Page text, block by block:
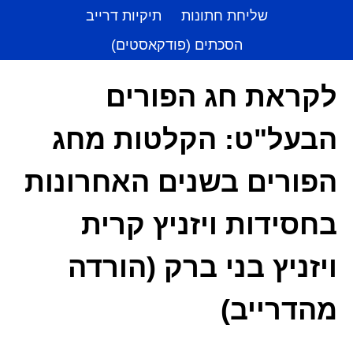
שליחת חתונות
תיקיות דרייב
הסכתים (פודקאסטים)
לקראת חג הפורים
הבעל"ט: הקלטות מחג
הפורים בשנים האחרונות
בחסידות ויזניץ קרית
ויזניץ בני ברק (הורדה
מהדרייב)